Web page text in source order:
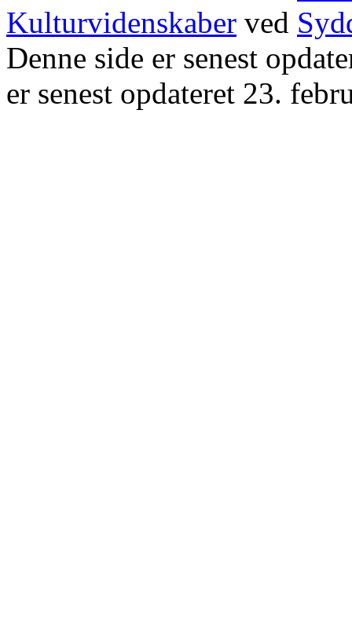
Kulturvidenskaber ved
Denne side er senest
er senest opdateret 23.